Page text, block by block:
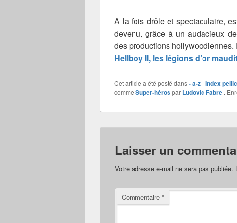
A la fois drôle et spectaculaire,
devenu, grâce à un audacieux
des productions
Hellboy II, les légions d’or
Cet article a été posté dans- a-z : Index
comme Super-hérospar Ludovic Fabre .
Laisser un
Votre adresse e-mail ne sera pas publiée.
Commentaire *